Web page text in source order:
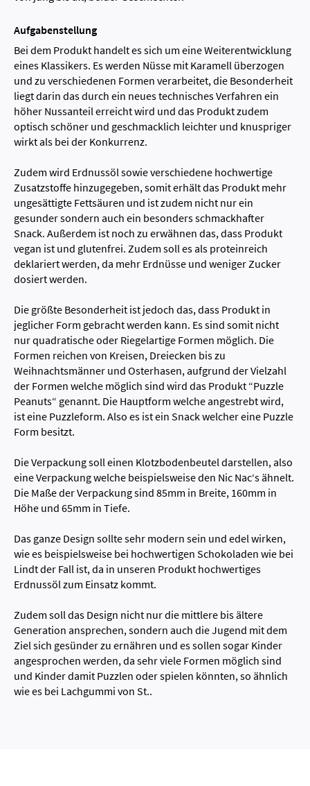
Aufgabenstellung
Bei dem Produkt handelt es sich um eine Weiterentwicklung
eines Klassikers. Es werden Nüsse mit Karamell überzogen
und zu verschiedenen Formen verarbeitet, die Besonderheit
liegt darin das durch ein neues technisches Verfahren ein
höher Nussanteil erreicht wird und das Produkt zudem
optisch schöner und geschmacklich leichter und knuspriger
wirkt als bei der Konkurrenz.
Zudem wird Erdnussöl sowie verschiedene hochwertige
Zusatzstoffe hinzugegeben, somit erhält das Produkt mehr
ungesättigte Fettsäuren und ist zudem nicht nur ein
gesunder sondern auch ein besonders schmackhafter
Snack. Außerdem ist noch zu erwähnen das, dass Produkt
vegan ist und glutenfrei. Zudem soll es als proteinreich
deklariert werden, da mehr Erdnüsse und weniger Zucker
dosiert werden.
Die größte Besonderheit ist jedoch das, dass Produkt in
jeglicher Form gebracht werden kann. Es sind somit nicht
nur quadratische oder Riegelartige Formen möglich. Die
Formen reichen von Kreisen, Dreiecken bis zu
Weihnachtsmänner und Osterhasen, aufgrund der Vielzahl
der Formen welche möglich sind wird das Produkt “Puzzle
Peanuts“ genannt. Die Hauptform welche angestrebt wird,
ist eine Puzzleform. Also es ist ein Snack welcher eine Puzzle
Form besitzt.
Die Verpackung soll einen Klotzbodenbeutel darstellen, also
eine Verpackung welche beispielsweise den Nic Nac‘s ähnelt.
Die Maße der Verpackung sind 85mm in Breite, 160mm in
Höhe und 65mm in Tiefe.
Das ganze Design sollte sehr modern sein und edel wirken,
wie es beispielsweise bei hochwertigen Schokoladen wie bei
Lindt der Fall ist, da in unseren Produkt hochwertiges
Erdnussöl zum Einsatz kommt.
Zudem soll das Design nicht nur die mittlere bis ältere
Generation ansprechen, sondern auch die Jugend mit dem
Ziel sich gesünder zu ernähren und es sollen sogar Kinder
angesprochen werden, da sehr viele Formen möglich sind
und Kinder damit Puzzlen oder spielen könnten, so ähnlich
wie es bei Lachgummi von St..